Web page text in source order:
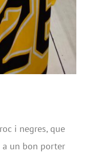
i negres, que
a un bon porter